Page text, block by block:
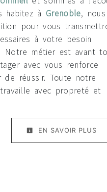
habitez à Grenoble, nous
pour vous
à votre besoin
Notre métier est avant
avec vous renforce
réussir. Toute notre
avec propreté et
EN SAVOIR PLUS